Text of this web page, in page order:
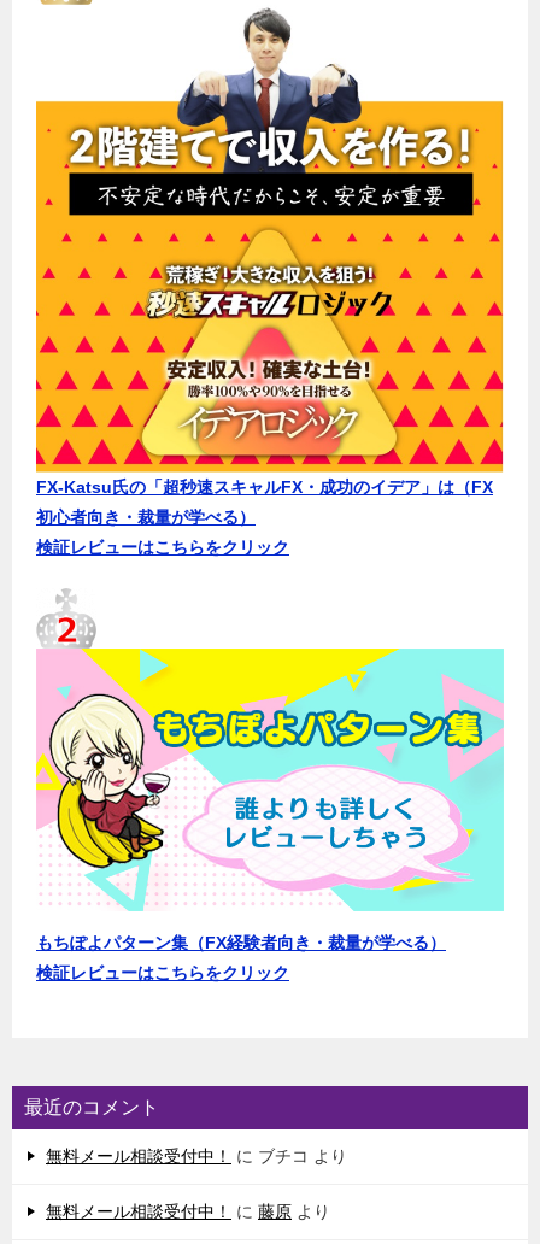
FX-Katsu氏の「超秒速スキャルFX・成功のイデア」は（FX
初心者向き・裁量が学べる）
検証レビューはこちらをクリック
もちぽよパターン集（FX経験者向き・裁量が学べる）
検証レビューはこちらをクリック
最近のコメント
無料メール相談受付中！ に ブチコ より
無料メール相談受付中！ に 藤原 より